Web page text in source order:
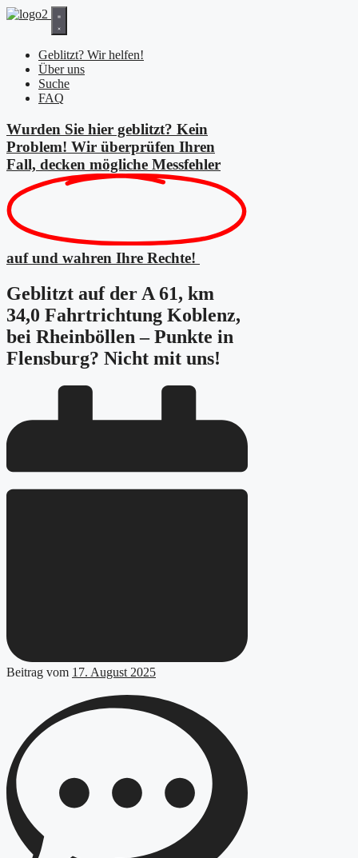
Zum
Geblitzt? Wir helfen!
Über uns
Suche
FAQ
Wurden Sie hier geblitzt? Kein
Problem! Wir überprüfen Ihren
Fall, decken mögliche Messfehler
auf und wahren Ihre Rechte!
Geblitzt auf der A 61, km
34,0 Fahrtrichtung Koblenz,
bei Rheinböllen – Punkte in
Flensburg? Nicht mit uns!
Beitrag vom 17. August 2025